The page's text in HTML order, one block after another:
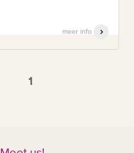
meer info
1